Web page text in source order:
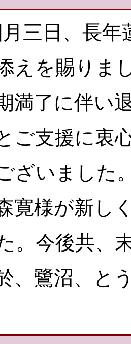
三日、長年
えを賜りま
満了に伴い
ご支援に衷
ざいました
寛様が新し
。今後共、
、鷺沼、と